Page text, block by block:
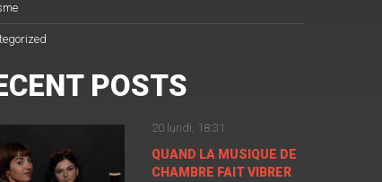
POSTS
20 lundi, 18:31
QUAND LA MUSIQUE DE
CHAMBRE FAIT VIBRER